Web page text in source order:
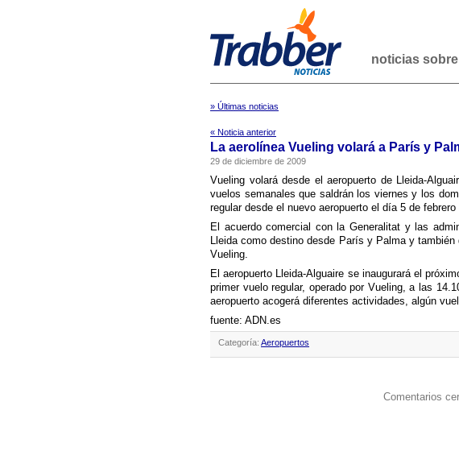
noticias
» Últimas noticias
« Noticia anterior
La aerolí­nea Vueling volará a Parí­s y
29 de diciembre de 2009
Vueling volará desde el aeropuerto de Lleida-
vuelos semanales que saldrán los viernes y los
regular desde el nuevo aeropuerto el dí­a 5 de
El acuerdo comercial con la Generalitat y las
Lleida como destino desde Parí­s y Palma y
Vueling.
El aeropuerto Lleida-Alguaire se inaugurará el
primer vuelo regular, operado por Vueling, a las
aeropuerto acogerá diferentes actividades, algún
fuente: ADN.es
Categoría: Aeropuertos
Comentarios